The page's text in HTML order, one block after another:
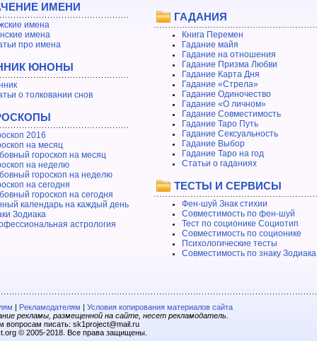
ИМЕНИ
имена
имена
про имена
ЮНОНЫ
о толковании снов
2016
на месяц
гороскоп на месяц
на неделю
гороскоп на неделю
на сегодня
гороскоп на сегодня
календарь на каждый день
Зодиака
астрология
ГАДАНИЯ
Книга Перемен
Гадание майя
Гадание на отношения
Гадание Призма Любви
Гадание Карта Дня
Гадание «Стрела»
Гадание Одиночество
Гадание «О личном»
Гадание Совместимость
Гадание Таро Путь
Гадание Сексуальность
Гадание Выбор
Гадание Таро на год
Статьи о гаданиях
ТЕСТЫ И СЕРВИСЫ
Фен-шуй Знак стихии
Совместимость по фен-шуй
Тест по соционике Социотип
Совместимость по соционике
Психологические тесты
Совместимость по знаку Зодиака
| Рекламодателям | Условия копирования материалов сайта
рекламы, размещенной на сайте, несет рекламодатель.
вопросам писать: sk1project@mail.ru
© 2005-2018. Все права защищены.